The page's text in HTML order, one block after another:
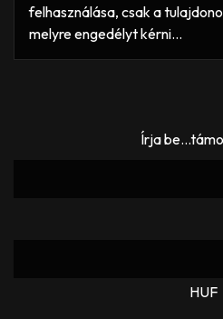
felhasználása, csak a
melyre engedélyt kérni…
Írja
HUF